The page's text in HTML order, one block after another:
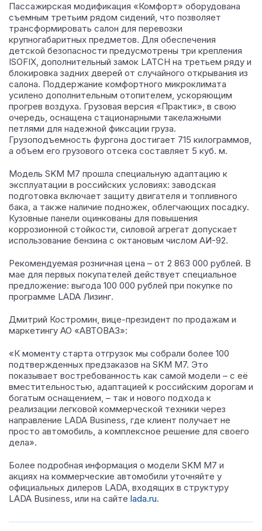
Пассажирская модификация «Комфорт» оборудована
съемным третьим рядом сидений, что позволяет
трансформировать салон для перевозки
крупногабаритных предметов. Для обеспечения
детской безопасности предусмотрены три крепления
ISOFIX, дополнительный замок LATCH на третьем ряду и
блокировка задних дверей от случайного открывания из
салона. Поддержание комфортного микроклимата
усилено дополнительным отопителем, ускоряющим
прогрев воздуха. Грузовая версия «Практик», в свою
очередь, оснащена стационарными такелажными
петлями для надежной фиксации груза.
Грузоподъемность фургона достигает 715 килограммов,
а объем его грузового отсека составляет 5 куб. м.
Модель SKM M7 прошла специальную адаптацию к
эксплуатации в российских условиях: заводская
подготовка включает защиту двигателя и топливного
бака, а также наличие подножек, облегчающих посадку.
Кузовные панели оцинкованы для повышения
коррозионной стойкости, силовой агрегат допускает
использование бензина с октановым числом АИ-92.
Рекомендуемая розничная цена – от 2 863 000 рублей. В
мае для первых покупателей действует специальное
предложение: выгода 100 000 рублей при покупке по
программе LADA Лизинг.
Дмитрий Костромин, вице-президент по продажам и
маркетингу АО «АВТОВАЗ»:
«К моменту старта отгрузок мы собрали более 100
подтвержденных предзаказов на SKM M7. Это
показывает востребованность как самой модели – с её
вместительностью, адаптацией к российским дорогам и
богатым оснащением, – так и нового подхода к
реализации легковой коммерческой техники через
направление LADA Business, где клиент получает не
просто автомобиль, а комплексное решение для своего
дела».
Более подробная информация о модели SKM M7 и
акциях на коммерческие автомобили уточняйте у
официальных дилеров LADA, входящих в структуру
LADA Business, или на сайте lada.ru.